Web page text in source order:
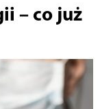
– co już